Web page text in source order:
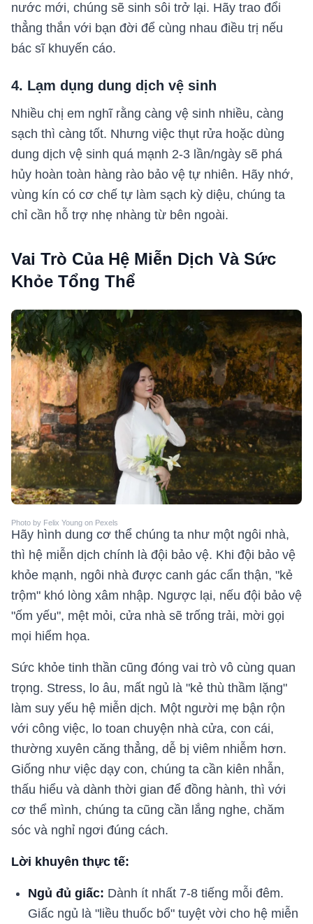
nước mới, chúng sẽ sinh sôi trở lại. Hãy trao đổi
thẳng thắn với bạn đời để cùng nhau điều trị nếu
bác sĩ khuyến cáo.
4. Lạm dụng dung dịch vệ sinh
Nhiều chị em nghĩ rằng càng vệ sinh nhiều, càng
sạch thì càng tốt. Nhưng việc thụt rửa hoặc dùng
dung dịch vệ sinh quá mạnh 2-3 lần/ngày sẽ phá
hủy hoàn toàn hàng rào bảo vệ tự nhiên. Hãy nhớ,
vùng kín có cơ chế tự làm sạch kỳ diệu, chúng ta
chỉ cần hỗ trợ nhẹ nhàng từ bên ngoài.
Vai Trò Của Hệ Miễn Dịch Và Sức
Khỏe Tổng Thể
Photo by Felix Young on Pexels
Hãy hình dung cơ thể chúng ta như một ngôi nhà,
thì hệ miễn dịch chính là đội bảo vệ. Khi đội bảo vệ
khỏe mạnh, ngôi nhà được canh gác cẩn thận, "kẻ
trộm" khó lòng xâm nhập. Ngược lại, nếu đội bảo vệ
"ốm yếu", mệt mỏi, cửa nhà sẽ trống trải, mời gọi
mọi hiểm họa.
Sức khỏe tinh thần cũng đóng vai trò vô cùng quan
trọng. Stress, lo âu, mất ngủ là "kẻ thù thầm lặng"
làm suy yếu hệ miễn dịch. Một người mẹ bận rộn
với công việc, lo toan chuyện nhà cửa, con cái,
thường xuyên căng thẳng, dễ bị viêm nhiễm hơn.
Giống như việc dạy con, chúng ta cần kiên nhẫn,
thấu hiểu và dành thời gian để đồng hành, thì với
cơ thể mình, chúng ta cũng cần lắng nghe, chăm
sóc và nghỉ ngơi đúng cách.
Lời khuyên thực tế:
Ngủ đủ giấc: Dành ít nhất 7-8 tiếng mỗi đêm.
Giấc ngủ là "liều thuốc bổ" tuyệt vời cho hệ miễn